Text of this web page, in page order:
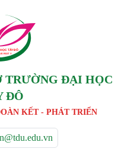
TÂY ĐÔ
Y
TRƯỜNG ĐẠI HỌC
ĐÔ
KẾT - PHÁT TRIỂN